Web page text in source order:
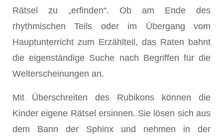
Rätsel zu „erfinden“. Ob am Ende des
rhythmischen Teils oder im Übergang vom
Hauptunterricht zum Erzählteil, das Raten bahnt
die eigenständige Suche nach Begriffen für die
Welterscheinungen an.
Mit Überschreiten des Rubikons können die
Kinder eigene Rätsel ersinnen. Sie lösen sich aus
dem Bann der Sphinx und nehmen in der